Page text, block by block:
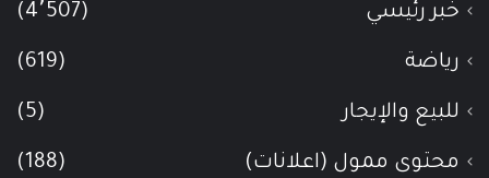
خبر رئيسي (4٬507)
رياضة (619)
للبيع والإيجار (5)
محتوى ممول (اعلانات) (188)